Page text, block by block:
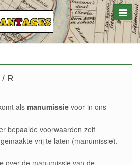
Toggle
R
als manumissie voor in ons
bepaalde voorwaarden zelf
vrij te laten (manumissie).
over de manumissie van de